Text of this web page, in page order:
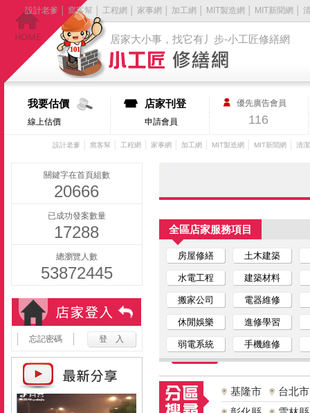
居家大小事，找它有丿步-小工匠修繕網
設計老爹 窩客幫 工程網 家事網 加工網 MIT製造網 MIT新聞網
我要估價
線上估價
店家刊登
申請會員
優先廣告會員
116
設計老爹 窩客幫 工程網 家事網 加工網 MIT製造網 MIT新聞網 清
關鍵字在首頁組數
20666
已成功發案數量
17288
總瀏覽人數
53872445
忘記密碼
全區店家服務項目
房屋修繕 土木建築
水電工程 建築材料
搬家公司 電器維修
休閒娛樂 進修學習
弱電系統 手機維修
基隆市
台北市